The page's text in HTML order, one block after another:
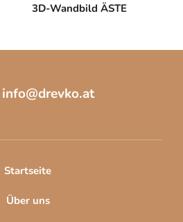
3D-Wandbild ÄSTE
info@drevko.at
Startseite
Über uns